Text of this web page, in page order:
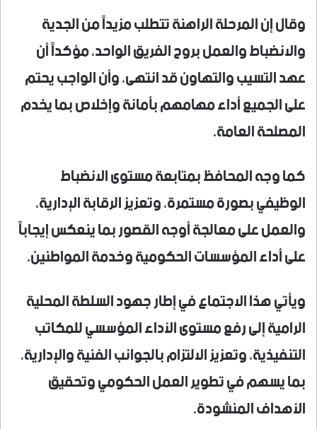
وقال إن المرحلة الراهنة تتطلب مزيداً من الجدية
والانضباط والعمل بروح الفريق الواحد، مؤكداً أن
عهد التسيب والتهاون قد انتهى، وأن الواجب يحتم
على الجميع أداء مهامهم بأمانة وإخلاص بما يخدم
المصلحة العامة.
كما وجه المحافظ بمتابعة مستوى الانضباط
الوظيفي بصورة مستمرة، وتعزيز الرقابة الإدارية،
والعمل على معالجة أوجه القصور بما ينعكس إيجاباً
على أداء المؤسسات الحكومية وخدمة المواطنين.
ويأتي هذا الاجتماع في إطار جهود السلطة المحلية
الرامية إلى رفع مستوى الأداء المؤسسي للمكاتب
التنفيذية، وتعزيز الالتزام بالجوانب الفنية والإدارية،
بما يسهم في تطوير العمل الحكومي وتحقيق
الأهداف المنشودة.